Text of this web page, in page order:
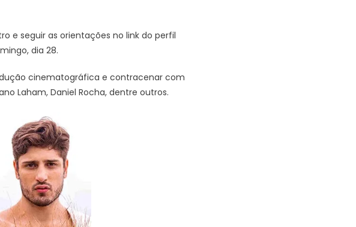
e seguir as orientações no link do perfil
dia 28.
cinematográfica e contracenar com
Laham, Daniel Rocha, dentre outros.